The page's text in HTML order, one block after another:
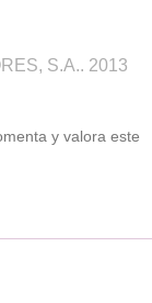
S.A.. 2013
y valora este